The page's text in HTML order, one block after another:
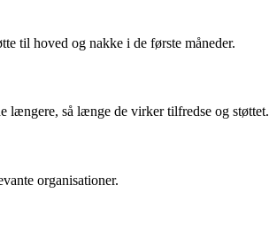
til hoved og nakke i de første måneder.
længere, så længe de virker tilfredse og støttet.
organisationer.